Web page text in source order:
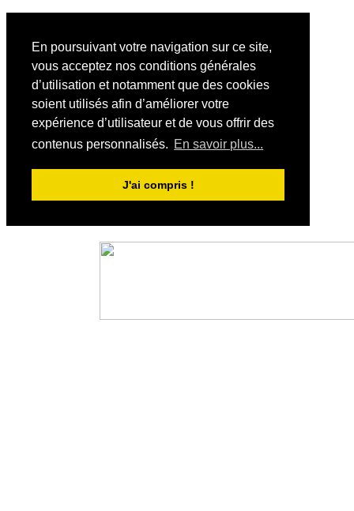
En poursuivant votre navigation sur ce site,
vous acceptez nos conditions générales
d’utilisation et notamment que des cookies
soient utilisés afin d’améliorer votre
expérience d’utilisateur et de vous offrir des
contenus personnalisés. En savoir plus...
J'ai compris !